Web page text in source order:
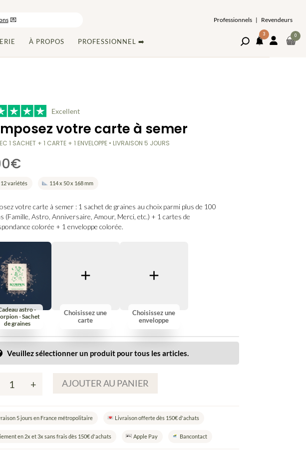
💌
Professionnels | Revendeurs
À PROPOS PROFESSIONNEL ➡️
Ouvrir
le
volet
3
MON
0
Excellent
votre carte à semer
1 SACHET + 1 CARTE + 1 ENVELOPPE • LIVRAISON 5 JOURS
€
12 variétés 114 x 50 x 168 mm
votre carte à semer : 1 sachet de graines au choix parmi plus de 100
(Famille, Astro, Anniversaire, Amour, Merci, etc.) + 1 cartes de
colorée + 1 enveloppe colorée.
astro -
- Sachet
de graines
Choisissez une
carte
Choisissez une
enveloppe
Veuillez sélectionner un produit pour tous les articles.
+ AJOUTER AU PANIER
5 jours en France métropolitaire Livraison offerte dès 150€ d'achats
en 2x et 3x sans frais dès 150€ d'achats Apple Pay Bancontact